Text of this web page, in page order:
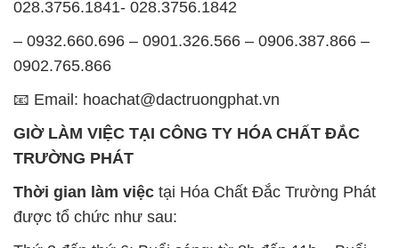
TRƯỜNG PHÁT
được tổ chức như sau:
Thứ 2 đến thứ 6: Buổi sáng: từ 8h đến 11h – Buổi
chiều: từ 12h30 đến 17h
Thứ 7: Buổi sáng: từ 8h đến 11h – Buổi chiều: từ
12h30 đến 16h